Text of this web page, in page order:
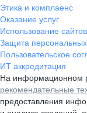
Этика и комплаенс
Оказание услуг
Использование сайтов
Защита
Пользовательское
ИТ аккредитация
На информационном
рекомендательные
предоставления